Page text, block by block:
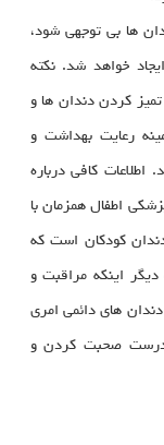
ها بی توجهی شود،
خواهد شد. نکته
کردن دندان ها و
رعایت بهداشت و
کافی درباره
اطفال همزمان با
کودکان است که
دیگر اینکه مراقبت و
های دائمی امری
درست صحبت کردن و